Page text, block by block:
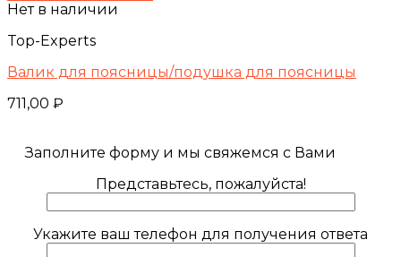
Нет в наличии
Top-Experts
Валик для поясницы/подушка для поясницы
711,00 ₽
Заполните форму и мы свяжемся с Вами
Представьтесь, пожалуйста!
Укажите ваш телефон для получения ответа